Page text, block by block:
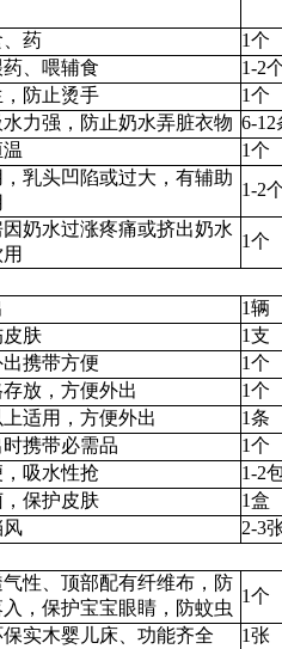
、药
1个
、喂辅食
1-2
防止烫手
1个
力强，防止奶水弄脏衣物 6-12
1个
乳头凹陷或过大，有辅助
1-2
奶水过涨疼痛或挤出奶水
1个
1辆
皮肤
1支
携带方便
1个
放，方便外出
1个
适用，方便外出
1条
携带必需品
1个
吸水性抢
1-2
保护皮肤
1盒
风
2-3
性、顶部配有纤维布，防
入，保护宝宝眼睛，防蚊虫
1个
实木婴儿床、功能齐全
1张